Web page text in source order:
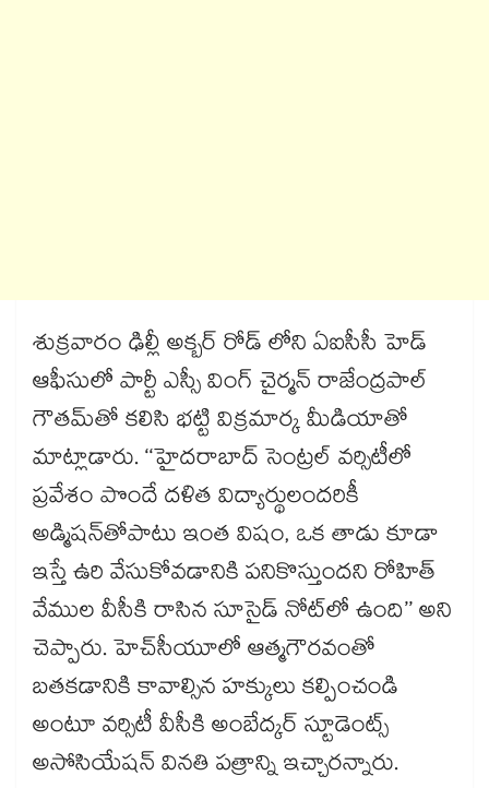
శుక్రవారం ఢిల్లీ అక్బర్ రోడ్ లోని ఏఐసీసీ హెడ్
ఆఫీసులో పార్టీ ఎస్సీ వింగ్ చైర్మన్‌‌‌‌‌‌‌‌‌‌‌‌‌‌‌‌ రాజేంద్రపాల్‌‌‌‌‌‌‌‌‌‌‌‌‌‌‌‌
గౌతమ్‌‌‌‌‌‌‌‌‌‌‌‌‌‌‌‌తో కలిసి భట్టి విక్రమార్క మీడియాతో
మాట్లాడారు. ‘‘హైదరాబాద్‌‌‌‌‌‌‌‌‌‌‌‌‌‌‌‌ సెంట్రల్‌‌‌‌‌‌‌‌‌‌‌‌‌‌‌‌ వర్సిటీలో
ప్రవేశం పొందే దళిత విద్యార్థులందరికీ
అడ్మిషన్‌‌‌‌‌‌‌‌‌‌‌‌‌‌‌‌తోపాటు ఇంత విషం, ఒక తాడు కూడా
ఇస్తే ఉరి వేసుకోవడానికి పనికొస్తుందని రోహిత్‌‌‌‌‌‌‌‌‌‌‌‌‌‌‌‌
వేముల వీసీకి రాసిన సూసైడ్‌‌‌‌‌‌‌‌‌‌‌‌‌‌‌‌ నోట్‌‌‌‌‌‌‌‌‌‌‌‌‌‌‌‌లో ఉంది’’ అని
చెప్పారు. హెచ్‌‌‌‌‌‌‌‌‌‌‌‌‌‌‌‌సీయూలో ఆత్మగౌరవంతో
బతకడానికి కావాల్సిన హక్కులు కల్పించండి
అంటూ వర్సిటీ వీసీకి అంబేద్కర్‌‌‌‌‌‌‌‌‌‌‌‌‌‌‌‌ స్టూడెంట్స్‌‌‌‌‌‌‌‌‌‌‌‌‌‌‌‌
అసోసియేషన్‌‌‌‌‌‌‌‌‌‌‌‌‌‌‌‌ వినతి పత్రాన్ని ఇచ్చారన్నారు.